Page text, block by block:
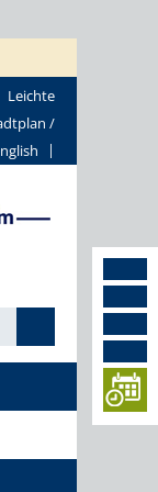
Leichte
/